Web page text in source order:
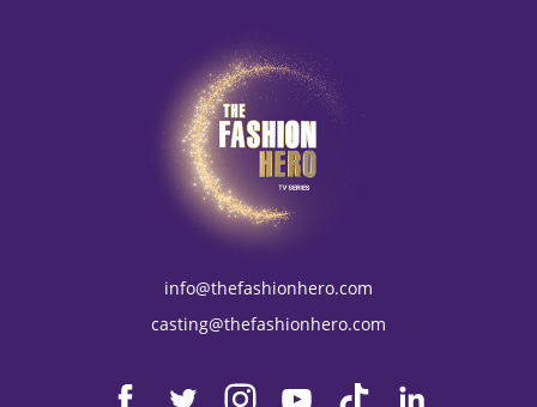
info@thefashionhero.com
casting@thefashionhero.com